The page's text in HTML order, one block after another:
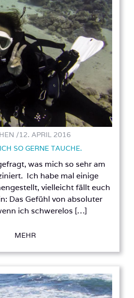
/12. APRIL 2016
SO GERNE TAUCHE.
was mich so sehr am
Ich habe mal einige
vielleicht fällt euch
Das Gefühl von absoluter
ich schwerelos […]
MEHR